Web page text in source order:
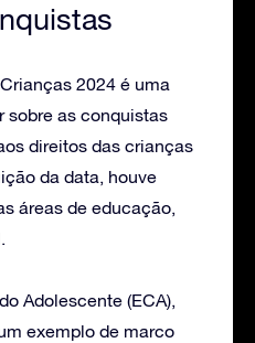
2024 é uma
sobre as conquistas
direitos das crianças
da data, houve
áreas de educação,
Adolescente (ECA),
exemplo de marco